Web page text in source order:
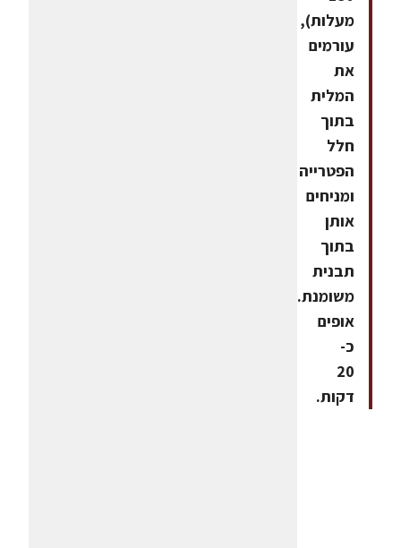
מעלות),
עורמים
את
המלית
בתוך
חלל
הפטרייה
ומניחים
אותן
בתוך
תבנית
משומנת.
אופים
כ-
20
דקות.